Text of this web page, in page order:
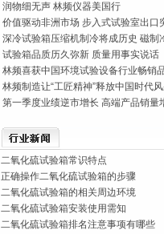
润物细无声 林频仪器美国行
价值驱动非洲市场 步入式试验室出口
深冷试验箱压缩机制冷将成历史 磁制
试验箱品质历久弥新 质量用事实说话
林频喜获中国环境试验设备行业畅销
林频制造让“工匠精神”释放中国时代
第一季度业绩逆市增长 高端产品销量
二氧化硫试验箱常识特点
正确操作二氧化硫试验箱的步骤
二氧化硫试验箱的相关周边环境
二氧化硫试验箱安装使用需知
二氧化硫试验箱排名注意事项有哪些